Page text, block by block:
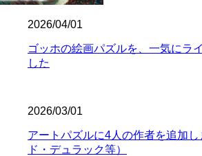
2026/04/01
ゴッホの絵画パズルを、一気にラ
した
2026/03/01
アートパズルに4人の作者を追加
ド・デュラック等）